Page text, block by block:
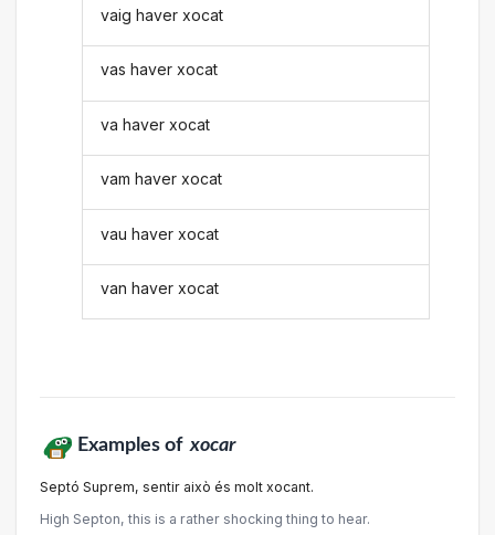
vaig haver xocat
vas haver xocat
va haver xocat
vam haver xocat
vau haver xocat
van haver xocat
Examples of xocar
Septó Suprem, sentir això és molt xocant.
High Septon, this is a rather shocking thing to hear.